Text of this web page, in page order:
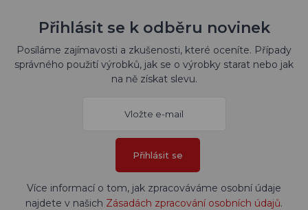
Přihlásit se k odběru novinek
Posíláme zajímavosti a zkušenosti, které oceníte. Případy
správného použití výrobků, jak se o výrobky starat nebo jak
na ně získat slevu.
Přihlásit se
Více informací o tom, jak zpracováváme osobní údaje
najdete v našich Zásadách zpracování osobních údajů.